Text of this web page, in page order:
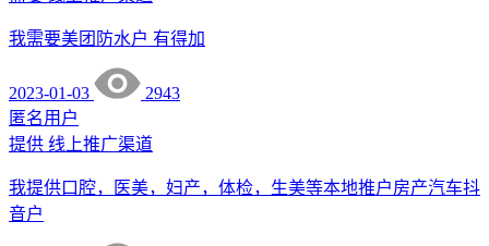
我需要美团防水户 有得加
2023-01-03
2943
匿名用户
提供 线上推广渠道
我提供口腔，医美，妇产，体检，生美等本地推户房产汽车抖
音户